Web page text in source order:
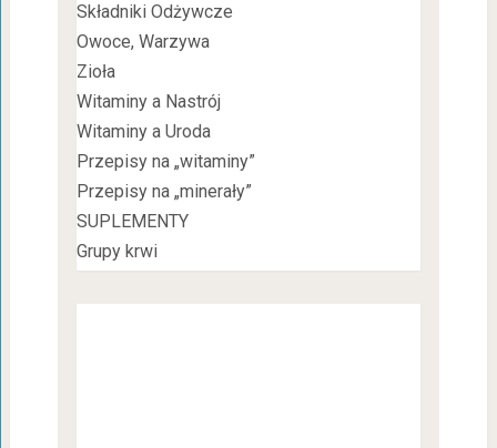
Składniki Odżywcze
Owoce, Warzywa
Zioła
Witaminy a Nastrój
Witaminy a Uroda
Przepisy na „witaminy”
Przepisy na „minerały”
SUPLEMENTY
Grupy krwi